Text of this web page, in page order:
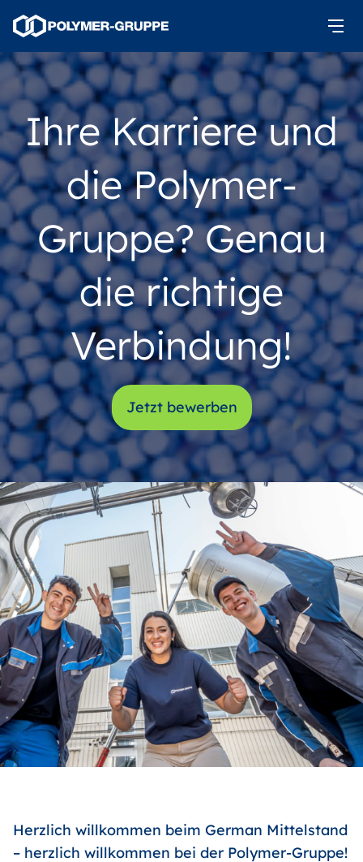
Ihre Karriere und
die Polymer-
Gruppe? Genau
die richtige
Verbindung!
Jetzt bewerben
Herzlich willkommen beim German Mittelstand
– herzlich willkommen bei der Polymer-Gruppe!